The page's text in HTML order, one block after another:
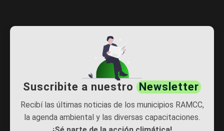
Suscribite a nuestro Newsletter
Recibí las últimas noticias de los municipios RAMCC,
la agenda ambiental y las diversas capacitaciones.